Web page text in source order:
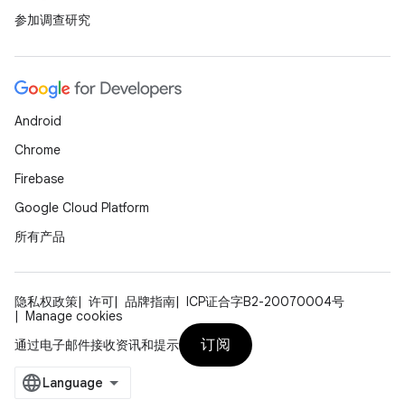
参加调查研究
Android
Chrome
Firebase
Google Cloud Platform
所有产品
隐私权政策 许可 品牌指南
ICP证合字B2-20070004号
Manage cookies
通过电子邮件接收资讯和提示
订阅